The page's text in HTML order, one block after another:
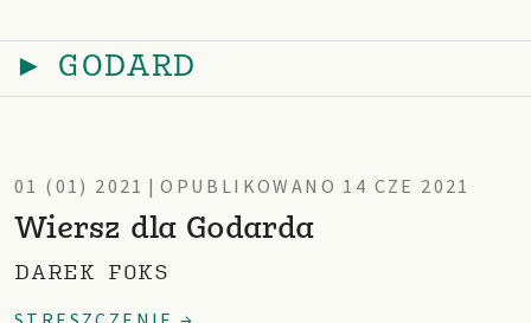
► GODARD
01 (01) 2021 | OPUBLIKOWANO 14 CZE 2021
Wiersz dla Godarda
DAREK FOKS